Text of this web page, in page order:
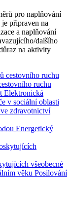
pro naplňování
připraven na
a naplňování
dalšího
na aktivity
ruchu
Elektronická
Energetický
všeobecné
Posilování